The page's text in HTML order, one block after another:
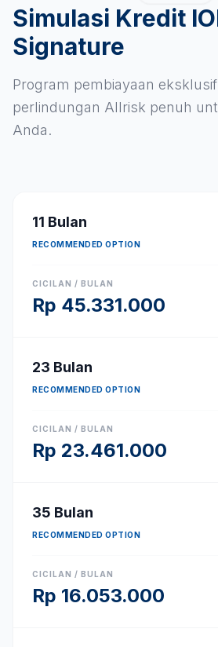
Simulasi Kredit
Signature
Program pembiayaan
perlindungan Allrisk penuh
Anda.
11 Bulan
RECOMMENDED OPTION
CICILAN / BULAN
Rp 45.331.000
23 Bulan
RECOMMENDED OPTION
CICILAN / BULAN
Rp 23.461.000
35 Bulan
RECOMMENDED OPTION
CICILAN / BULAN
Rp 16.053.000